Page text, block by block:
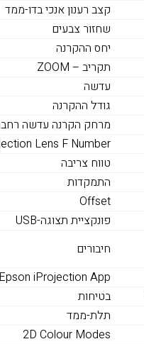
קצב רענון אנכי בדו-ממד
שחזור צבעים
יחס ההקרנה
תקריב – ZOOM
עדשה
גודל ההקרנה
מרחק הקרנה עדשה
Lens F Number
טווח צריבה
התמקדות
Offset
פונקציית תצוגה-USB
חיבורים
Epson iProjection App
בטיחות
תלת-ממד
2D Colour Modes